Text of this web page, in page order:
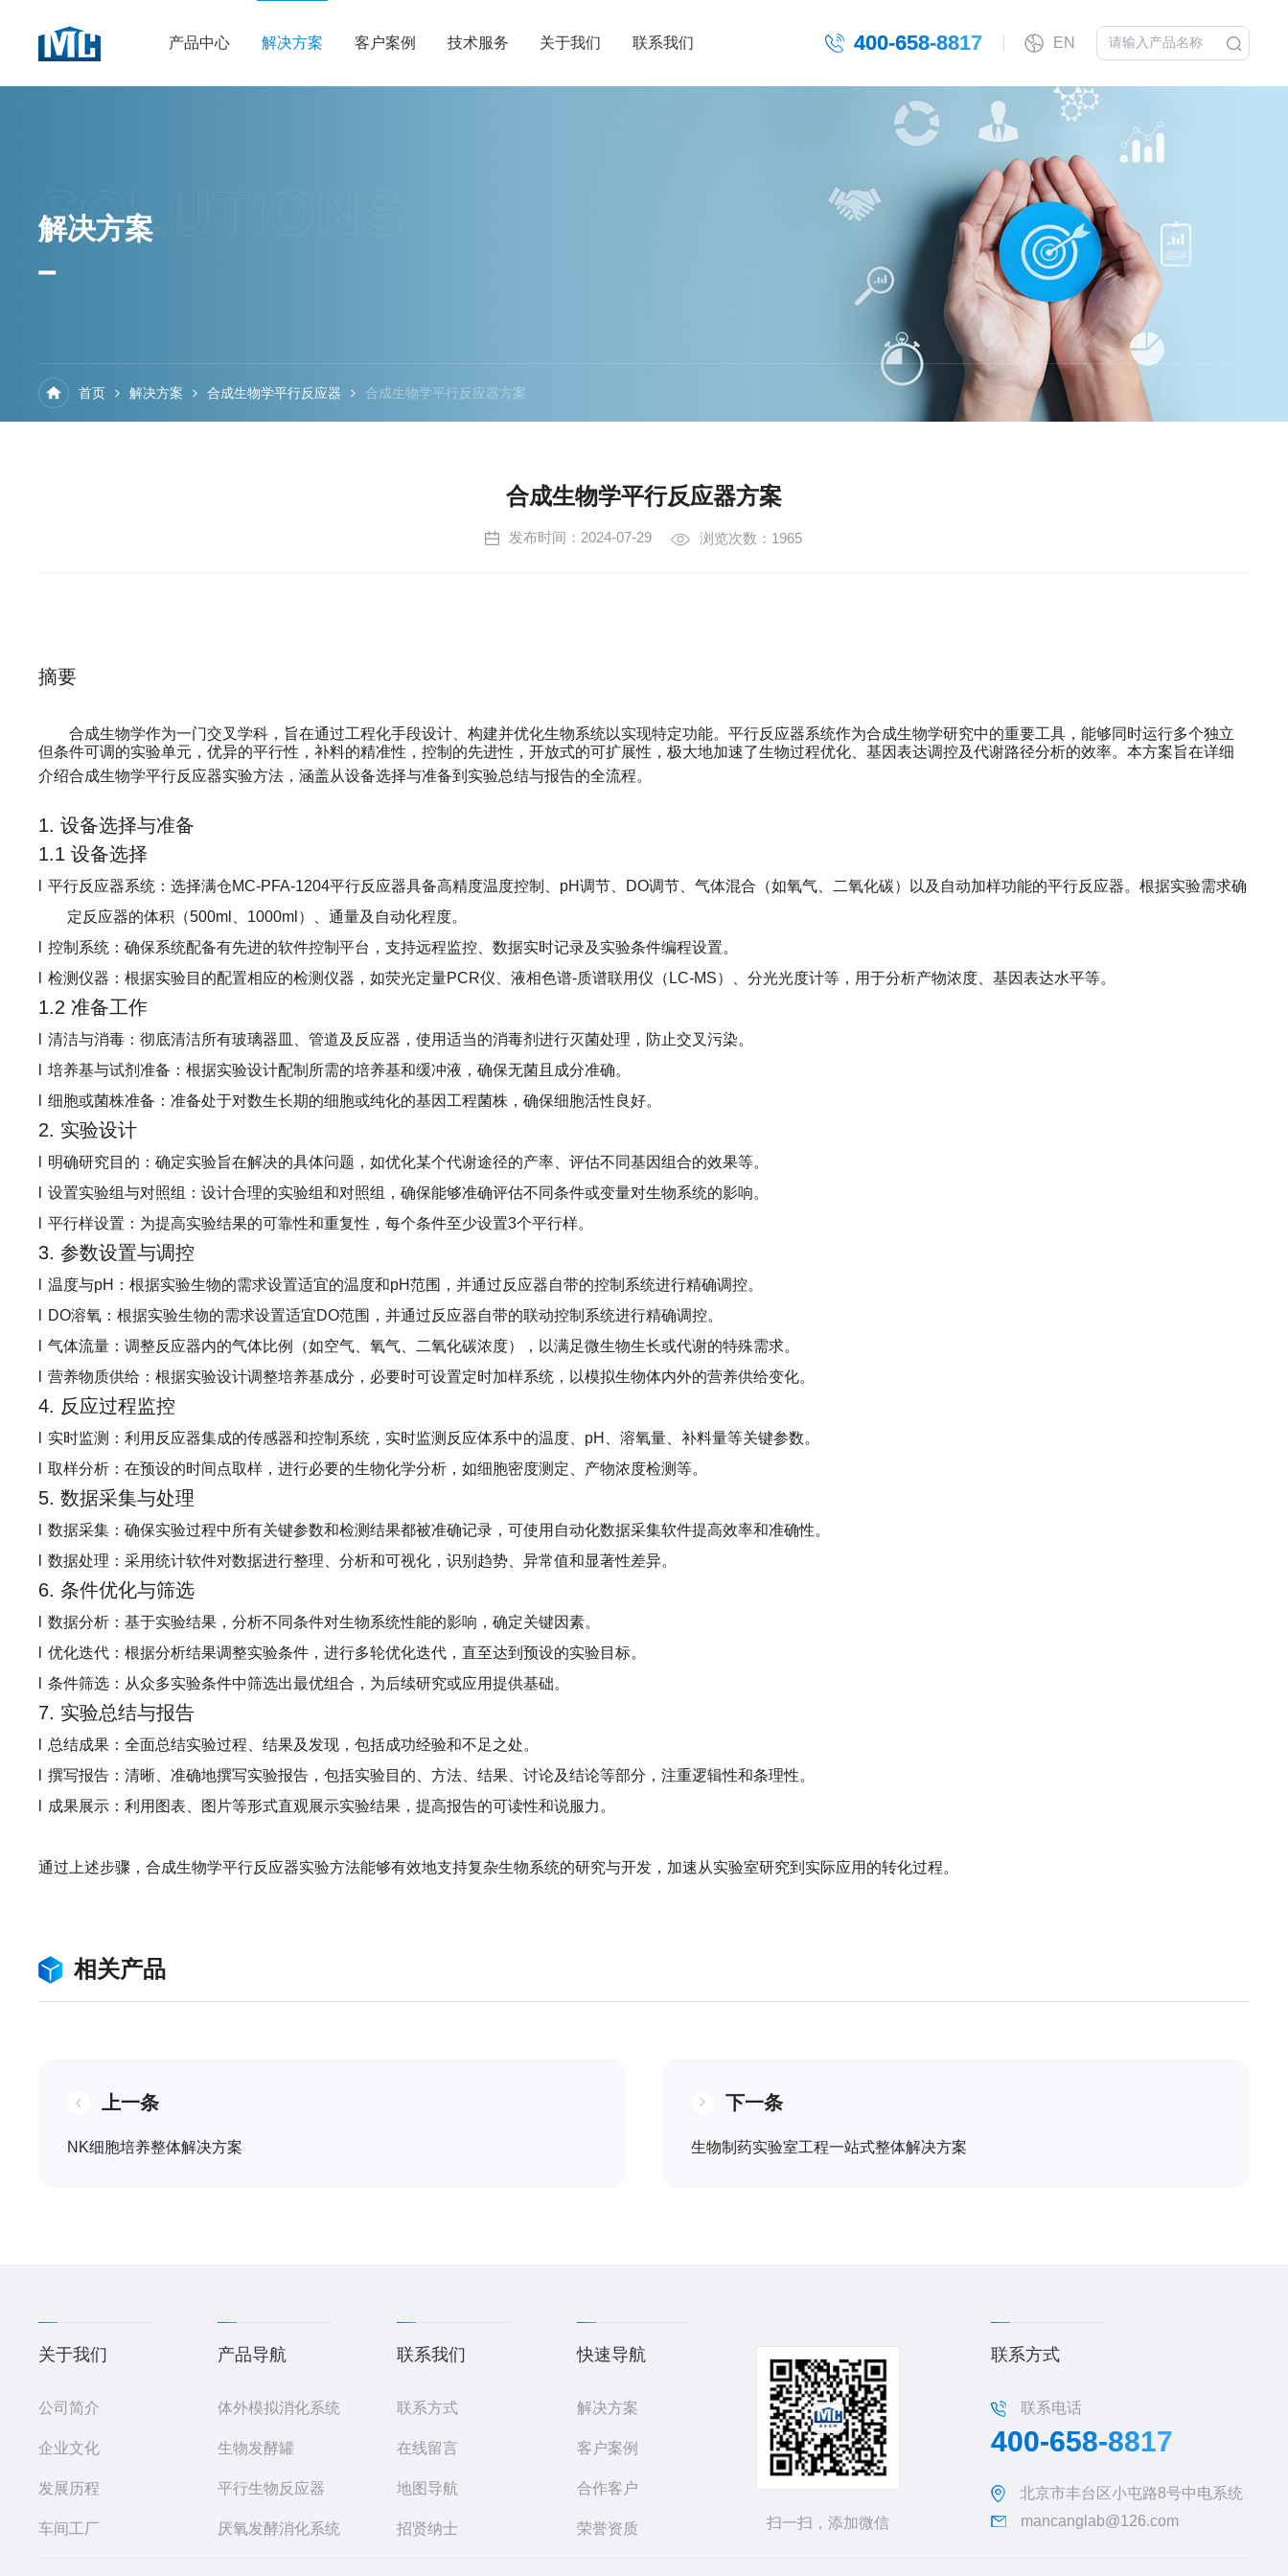
产品中心 解决方案 客户案例 技术服务 关于我们 联系我们 400-658-8817 EN
SOLUTIONS
解决方案
首页 解决方案 合成生物学平行反应器 合成生物学平行反应器方案
合成生物学平行反应器方案
发布时间：2024-07-29 浏览次数：1965
摘要
合成生物学作为一门交叉学科，旨在通过工程化手段设计、构建并优化生物系统以实现特定功能。平行反应器系统作为合成生物学研究中的重要工具，能够同时运行多个独立
但条件可调的实验单元，优异的平行性，补料的精准性，控制的先进性，开放式的可扩展性，极大地加速了生物过程优化、基因表达调控及代谢路径分析的效率。本方案旨在详细
介绍合成生物学平行反应器实验方法，涵盖从设备选择与准备到实验总结与报告的全流程。
1. 设备选择与准备
1.1 设备选择
平行反应器系统 ：选择满仓MC-PFA-1204平行反应器具备高精度温度控制、 pH调节、 DO调节、气体混合（如氧气、二氧化碳）以及自动加样功能的平行反应器。根据实验需求确
定反应器的体积（500ml 1000ml ）、通量及自动化程度。
控制系统 ：确保系统配备有先进的软件控制平台，支持远程监控、数据实时记录及实验条件编程设置。
检测仪器 ：根据实验目的配置相应的检测仪器，如荧光定量PCR仪、液相色谱-质谱联用仪（ LC-MS）、分光光度计等，用于分析产物浓度、基因表达水平等。
1.2 准备工作
清洁与消毒 ：彻底清洁所有玻璃器皿、管道及反应器，使用适当的消毒剂进行灭菌处理，防止交叉污染。
培养基与试剂准备 ：根据实验设计配制所需的培养基和缓冲液，确保无菌且成分准确。
细胞或菌株准备 ：准备处于对数生长期的细胞或纯化的基因工程菌株，确保细胞活性良好。
2. 实验设计
明确研究目的 ：确定实验旨在解决的具体问题，如优化某个代谢途径的产率、评估不同基因组合的效果等。
设置实验组与对照组 ：设计合理的实验组和对照组，确保能够准确评估不同条件或变量对生物系统的影响。
平行样设置 ：为提高实验结果的可靠性和重复性，每个条件至少设置3个平行样。
3. 参数设置与调控
温度与pH ：根据实验生物的需求设置适宜的温度和pH范围，并通过反应器自带的控制系统进行精确调控。
DO溶氧：根据实验生物的需求设置适宜DO范围，并通过反应器自带的联动控制系统进行精确调控。
气体流量 ：调整反应器内的气体比例（如空气、氧气、二氧化碳浓度），以满足微生物生长或代谢的特殊需求。
营养物质供给 ：根据实验设计调整培养基成分，必要时可设置定时加样系统，以模拟生物体内外的营养供给变化。
4. 反应过程监控
实时监测 ：利用反应器集成的传感器和控制系统，实时监测反应体系中的温度、 pH
、溶氧量、补料量等关键参数。
取样分析 ：在预设的时间点取样，进行必要的生物化学分析，如细胞密度测定、产物浓度检测等。
5. 数据采集与处理
数据采集 ：确保实验过程中所有关键参数和检测结果都被准确记录，可使用自动化数据采集软件提高效率和准确性。
数据处理 ：采用统计软件对数据进行整理、分析和可视化，识别趋势、异常值和显著性差异。
6. 条件优化与筛选
数据分析 ：基于实验结果，分析不同条件对生物系统性能的影响，确定关键因素。
优化迭代 ：根据分析结果调整实验条件，进行多轮优化迭代，直至达到预设的实验目标。
条件筛选 ：从众多实验条件中筛选出最优组合，为后续研究或应用提供基础。
7. 实验总结与报告
总结成果 ：全面总结实验过程、结果及发现，包括成功经验和不足之处。
撰写报告 ：清晰、准确地撰写实验报告，包括实验目的、方法、结果、讨论及结论等部分，注重逻辑性和条理性。
成果展示 ：利用图表、图片等形式直观展示实验结果，提高报告的可读性和说服力。
通过上述步骤，合成生物学平行反应器实验方法能够有效地支持复杂生物系统的研究与开发，加速从实验室研究到实际应用的转化过程。
相关产品
上一条
NK细胞培养整体解决方案
下一条
生物制药实验室工程一站式整体解决方案
关于我们
公司简介
企业文化
发展历程
车间工厂
产品导航
体外模拟消化系统
生物发酵罐
平行生物反应器
厌氧发酵消化系统
联系我们
联系方式
在线留言
地图导航
招贤纳士
快速导航
解决方案
客户案例
合作客户
荣誉资质 扫一扫，添加微信
联系方式
联系电话
400-658-8817
北京市丰台区小屯路8号中电系统
mancanglab@126.com